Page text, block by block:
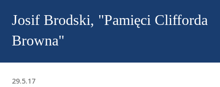
Josif Brodski, "Pamięci Clifforda
Browna"
29.5.17